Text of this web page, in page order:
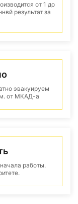
от 1 до
результат за
эвакуируем
от МКАД-а
работы.